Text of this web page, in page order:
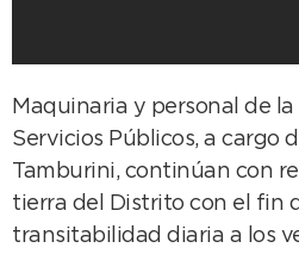
Maquinaria y personal de
Servicios Públicos, a cargo
Tamburini, continúan con
tierra del Distrito con el fin
transitabilidad diaria a los